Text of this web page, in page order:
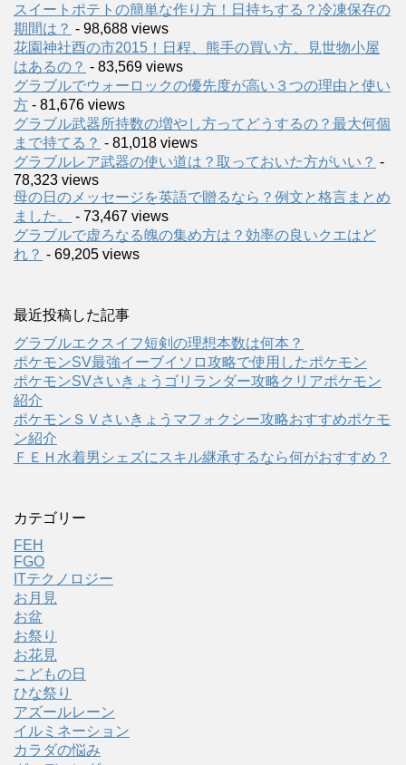
スイートポテトの簡単な作り方！日持ちする？冷凍保存の
期間は？ - 98,688 views
花園神社酉の市2015！日程、熊手の買い方、見世物小屋
はあるの？ - 83,569 views
グラブルでウォーロックの優先度が高い３つの理由と使い
方 - 81,676 views
グラブル武器所持数の増やし方ってどうするの？最大何個
まで持てる？ - 81,018 views
グラブルレア武器の使い道は？取っておいた方がいい？ -
78,323 views
母の日のメッセージを英語で贈るなら？例文と格言まとめ
ました。
- 73,467 views
グラブルで虚ろなる魄の集め方は？効率の良いクエはど
れ？ - 69,205 views
最近投稿した記事
グラブルエクスイフ短剣の理想本数は何本？
ポケモンSV最強イーブイソロ攻略で使用したポケモン
ポケモンSVさいきょうゴリランダー攻略クリアポケモン
紹介
ポケモンＳＶさいきょうマフォクシー攻略おすすめポケモ
ン紹介
ＦＥＨ水着男シェズにスキル継承するなら何がおすすめ？
カテゴリー
FEH
FGO
ITテクノロジー
お月見
お盆
お祭り
お花見
こどもの日
ひな祭り
アズールレーン
イルミネーション
カラダの悩み